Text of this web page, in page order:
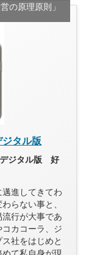
の原理原則」
タル版
ジタル版 好
進してきてわ
らない事と、
行が大事であ
カコーラ、ジ
社をはじめと